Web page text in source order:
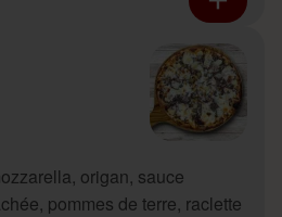
origan, sauce
pommes de terre, raclette